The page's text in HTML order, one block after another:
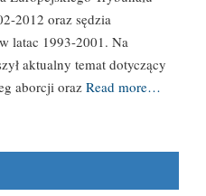
2012 oraz sędzia
latac 1993-2001. Na
aktualny temat dotyczący
aborcji oraz Read more…